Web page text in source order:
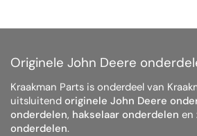
Originele John Deere
Kraakman Parts is onderdeel van
uitsluitend originele John Deere
onderdelen, hakselaar onderdelen en
onderdelen.